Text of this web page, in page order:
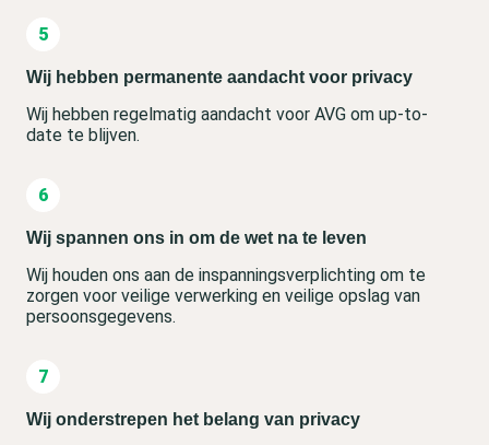
Wij hebben permanente aandacht voor privacy
Wij hebben regelmatig aandacht voor AVG om up-to-
date te blijven.
Wij spannen ons in om de wet na te leven
Wij houden ons aan de inspanningsverplichting om te
zorgen voor veilige verwerking en veilige opslag van
persoonsgegevens.
Wij onderstrepen het belang van privacy